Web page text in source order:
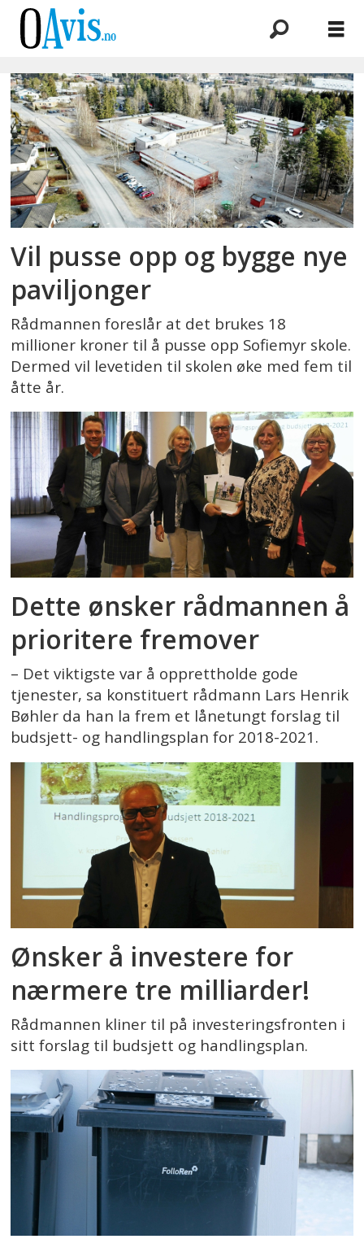
Emne:
rådmannen
Vil pusse opp og bygge nye
paviljonger
Rådmannen foreslår at det brukes 18
millioner kroner til å pusse opp Sofiemyr skole.
Dermed vil levetiden til skolen øke med fem til
åtte år.
Dette ønsker rådmannen å
prioritere fremover
– Det viktigste var å opprettholde gode
tjenester, sa konstituert rådmann Lars Henrik
Bøhler da han la frem et lånetungt forslag til
budsjett- og handlingsplan for 2018-2021.
Ønsker å investere for
nærmere tre milliarder!
Rådmannen kliner til på investeringsfronten i
sitt forslag til budsjett og handlingsplan.